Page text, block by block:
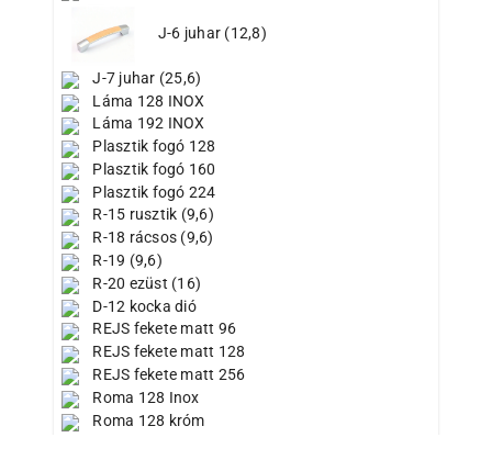
J-6 juhar (12,8)
J-7 juhar (25,6)
Láma 128 INOX
Láma 192 INOX
Plasztik fogó 128
Plasztik fogó 160
Plasztik fogó 224
R-15 rusztik (9,6)
R-18 rácsos (9,6)
R-19 (9,6)
R-20 ezüst (16)
D-12 kocka dió
REJS fekete matt 96
REJS fekete matt 128
REJS fekete matt 256
Roma 128 Inox
Roma 128 króm